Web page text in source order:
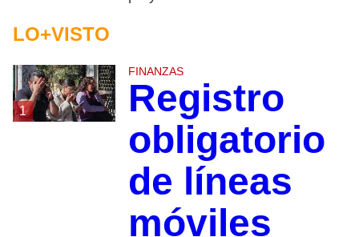
LO+VISTO
1
FINANZAS
Registro
obligatorio
de líneas
móviles